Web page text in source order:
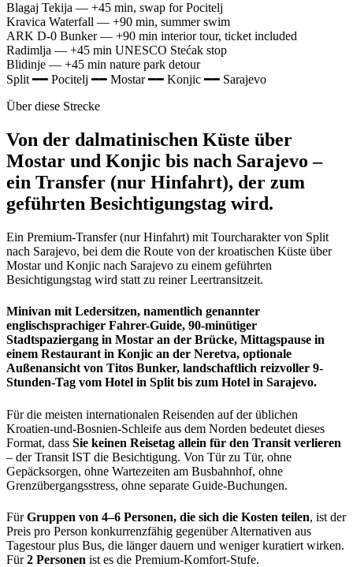
Blagaj Tekija — +45 min, swap for Pocitelj
Kravica Waterfall — +90 min, summer swim
ARK D-0 Bunker— +90 min interior tour, ticket included
Radimlja — +45 min UNESCO Stećak stop
Blidinje — +45 min nature park detour
Split━━ Pocitelj━━ Mostar━━ Konjic━━ Sarajevo
Über diese Strecke
Von der dalmatinischen Küste über
Mostar und Konjic bis nach Sarajevo –
ein Transfer (nur Hinfahrt), der zum
geführten Besichtigungstag wird.
Ein Premium-Transfer (nur Hinfahrt) mit Tourcharakter von Split
nach Sarajevo, bei dem die Route von der kroatischen Küste über
Mostar und Konjic nach Sarajevo zu einem geführten
Besichtigungstag wird statt zu reiner Leertransitzeit.
Minivan mit Ledersitzen, namentlich genannter
englischsprachiger Fahrer-Guide, 90-minütiger
Stadtspaziergang in Mostar an der Brücke, Mittagspause in
einem Restaurant in Konjic an der Neretva, optionale
Außenansicht von Titos Bunker, landschaftlich reizvoller 9-
Stunden-Tag vom Hotel in Split bis zum Hotel in Sarajevo.
Für die meisten internationalen Reisenden auf der üblichen
Kroatien-und-Bosnien-Schleife aus dem Norden bedeutet dieses
Format, dass Sie keinen Reisetag allein für den Transit verlieren
– der Transit IST die Besichtigung. Von Tür zu Tür, ohne
Gepäcksorgen, ohne Wartezeiten am Busbahnhof, ohne
Grenzübergangsstress, ohne separate Guide-Buchungen.
FürGruppen von 4–6 Personen, die sich die Kosten teilen, ist der
Preis pro Person konkurrenzfähig gegenüber Alternativen aus
Tagestour plus Bus, die länger dauern und weniger kuratiert wirken.
Für2 Personen ist es die Premium-Komfort-Stufe.